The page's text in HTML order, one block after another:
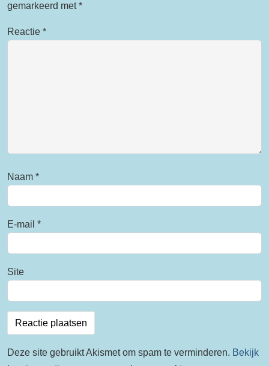
gemarkeerd met*
Reactie *
Naam *
E-mail *
Site
Deze site gebruikt Akismet om spam te verminderen. Bekijk